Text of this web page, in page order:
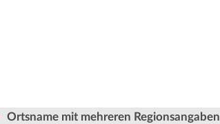
Ortsname mit mehreren Regionsangaben